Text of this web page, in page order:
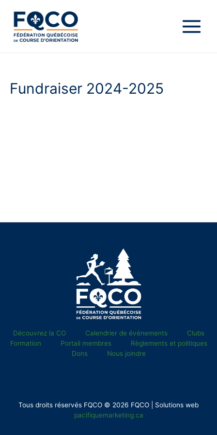
Main
Fundraiser 2024-2025
Découvrez la CO Calendrier de événements
Clubs
Formation
Portail membres
Règlements et politiques
Dons
Nous joindre
Tous droits réservés FQCO © 2026 FQCO | Solutions web
pacifiquemarketing.ca